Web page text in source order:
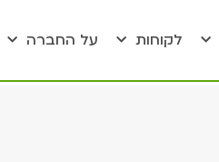
לקוחות על החברה